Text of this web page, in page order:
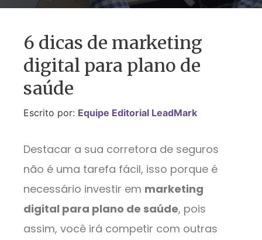
6 dicas de marketing
digital para plano de
saúde
Escrito por: Equipe Editorial LeadMark
Destacar a sua corretora de seguros
não é uma tarefa fácil, isso porque é
necessário investir em marketing
digital para plano de saúde, pois
assim, você irá competir com outras